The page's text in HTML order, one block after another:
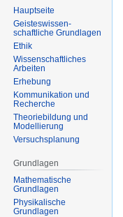
Hauptseite
Geisteswissen-
schaftliche Grundlagen
Ethik
Wissenschaftliches
Arbeiten
Erhebung
Kommunikation und
Recherche
Theoriebildung und
Modellierung
Versuchsplanung
Grundlagen
Mathematische
Grundlagen
Physikalische
Grundlagen